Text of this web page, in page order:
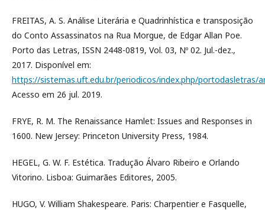
FREITAS, A. S. Análise Literária e Quadrinhística e transposição
do Conto Assassinatos na Rua Morgue, de Edgar Allan Poe.
Porto das Letras, ISSN 2448-0819, Vol. 03, Nº 02. Jul.-dez.,
2017. Disponível em:
https://sistemas.uft.edu.br/periodicos/index.php/portodasletras/
Acesso em 26 jul. 2019.
FRYE, R. M. The Renaissance Hamlet: Issues and Responses in
1600. New Jersey: Princeton University Press, 1984.
HEGEL, G. W. F. Estética. Tradução Álvaro Ribeiro e Orlando
Vitorino. Lisboa: Guimarães Editores, 2005.
HUGO, V. William Shakespeare. Paris: Charpentier e Fasquelle,